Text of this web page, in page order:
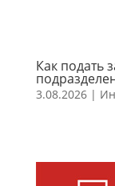
Как подать
3.08.2026|